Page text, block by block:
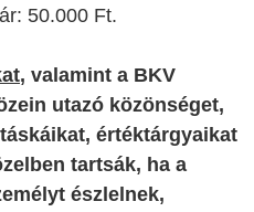
50.000 Ft.
, valamint a BKV
utazó közönséget,
értéktárgyaikat
tartsák, ha a
észlelnek,